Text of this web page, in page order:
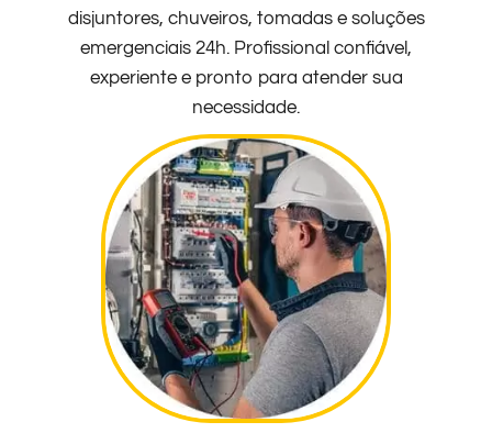
disjuntores, chuveiros, tomadas e soluções
emergenciais 24h. Profissional confiável,
experiente e pronto para atender sua
necessidade.